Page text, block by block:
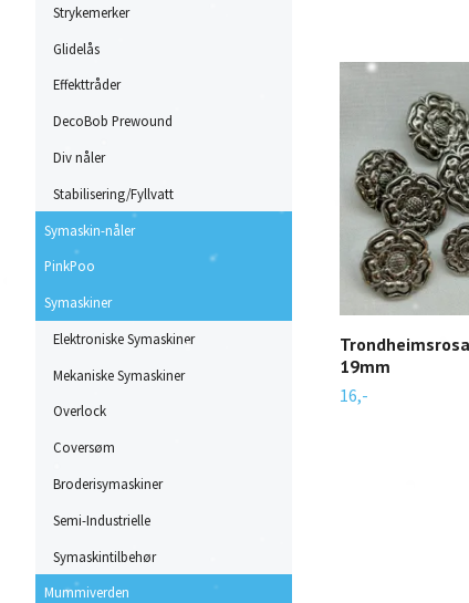
Strykemerker
Glidelås
Effekttråder
DecoBob Prewound
Div nåler
Stabilisering/Fyllvatt
Symaskin-nåler
PinkPoo
Symaskiner
Elektroniske Symaskiner
Mekaniske Symaskiner
Overlock
Coversøm
Broderisymaskiner
Semi-Industrielle
Symaskintilbehør
Mummiverden
19mm
16,-